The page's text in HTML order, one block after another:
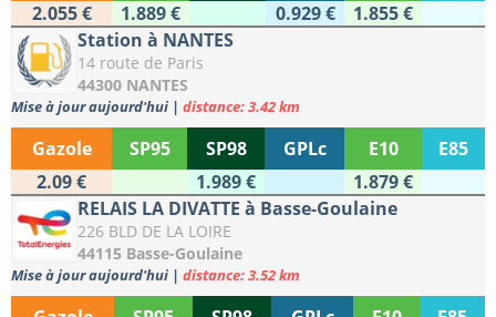
2.055 €
1.889 € 0.929 €
1.855 €
Station à NANTES
14 route de Paris
44300 NANTES
Mise à jour aujourd'hui | distance: 3.42 km
Gazole SP95 SP98 GPLc E10
E85
2.09 €
1.989 €
1.879 €
RELAIS LA DIVATTE à Basse-Goulaine
226 BLD DE LA LOIRE
44115 Basse-Goulaine
Mise à jour aujourd'hui | distance: 3.52 km